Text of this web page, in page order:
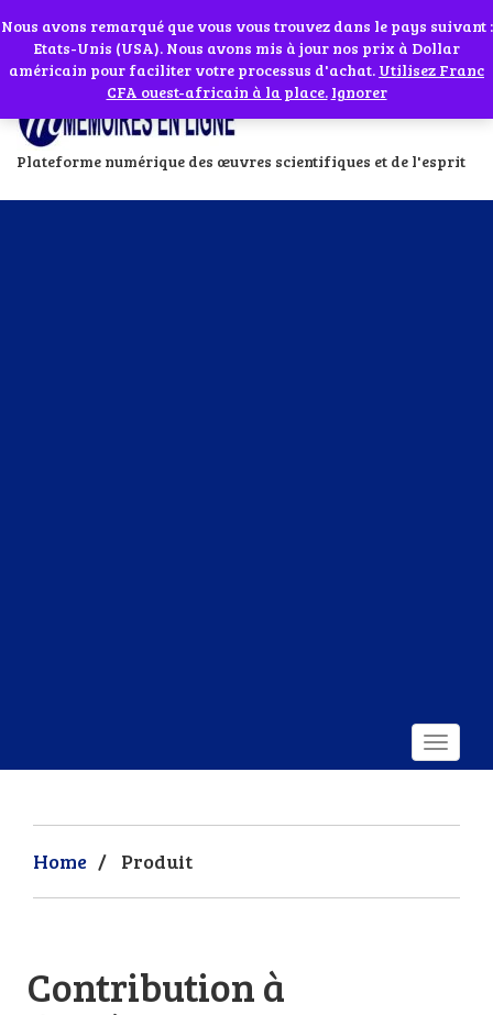
Abonnes toi à notre chaîne WhatsApp en cliquant sur l'icône en face
Plateforme numérique des œuvres scientifiques et de l'esprit
Home / Produit
Contribution à
Si vous avez besoin d'assistance Contactez-nous par WhatsApp au
+229 01 95 33 60 26Ignorer
Nous avons remarqué que vous vous trouvez dans le pays suivant :
Etats-Unis (USA). Nous avons mis à jour nos prix à Dollar
américain pour faciliter votre processus d'achat. Utilisez Franc
CFA ouest-africain à la place. Ignorer